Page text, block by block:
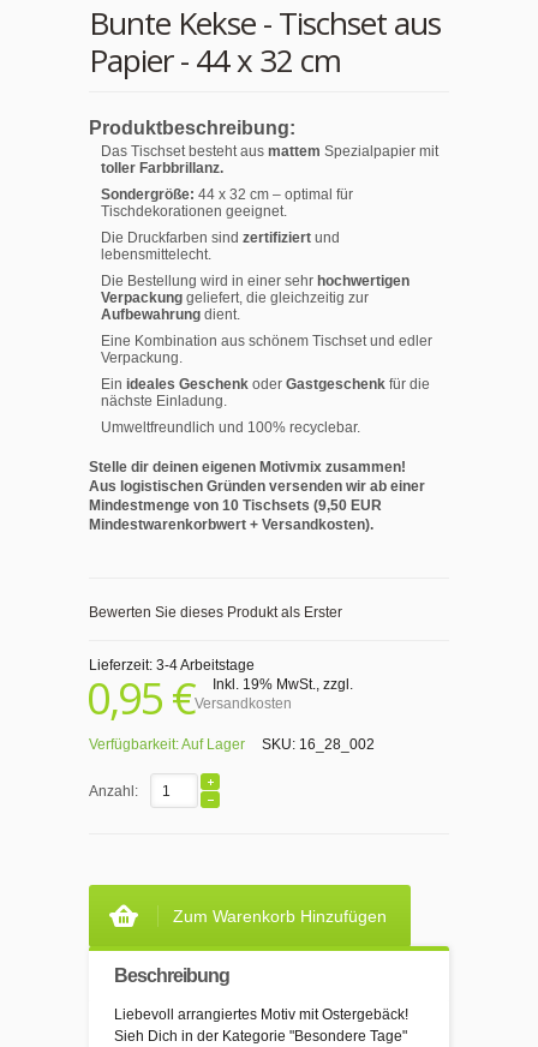
Bunte Kekse - Tischset aus
Papier - 44 x 32 cm
Produktbeschreibung:
Das Tischset besteht aus mattem Spezialpapier mit
toller Farbbrillanz.
Sondergröße: 44 x 32 cm – optimal für
Tischdekorationen geeignet.
Die Druckfarben sind zertifiziert und
lebensmittelecht.
Die Bestellung wird in einer sehr hochwertigen
Verpackung geliefert, die gleichzeitig zur
Aufbewahrung dient.
Eine Kombination aus schönem Tischset und edler
Verpackung.
Ein ideales Geschenk oder Gastgeschenk für die
nächste Einladung.
Umweltfreundlich und 100% recyclebar.
Stelle dir deinen eigenen Motivmix zusammen!
Aus logistischen Gründen versenden wir ab einer
Mindestmenge von 10 Tischsets (9,50 EUR
Mindestwarenkorbwert + Versandkosten).
Bewerten Sie dieses Produkt als Erster
Lieferzeit: 3-4 Arbeitstage
0,95 € Inkl. 19% MwSt., zzgl.
Versandkosten
Verfügbarkeit:Auf Lager SKU: 16_28_002
Anzahl:
Zum Warenkorb Hinzufügen
Beschreibung
Liebevoll arrangiertes Motiv mit Ostergebäck!
Sieh Dich in der Kategorie "Besondere Tage"